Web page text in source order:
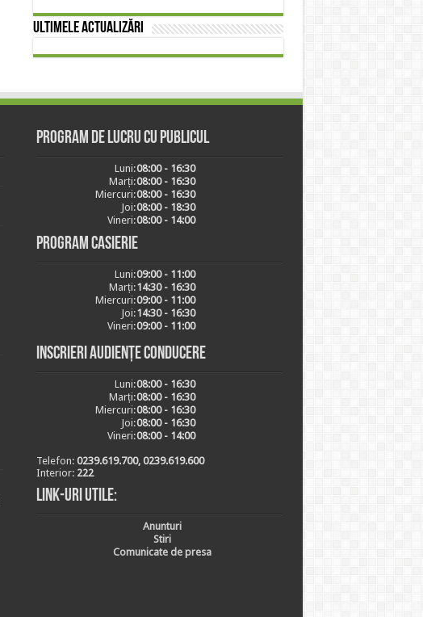
Ultimele actualizări
Program de lucru cu publicul
Luni:08:00 - 16:30
Marți:08:00 - 16:30
Miercuri:08:00 - 16:30
Joi:08:00 - 18:30
Vineri:08:00 - 14:00
Program casierie
Luni:09:00 - 11:00
Marți:14:30 - 16:30
Miercuri:09:00 - 11:00
Joi:14:30 - 16:30
Vineri:09:00 - 11:00
Inscrieri audiențe conducere
Luni:08:00 - 16:30
Marți:08:00 - 16:30
Miercuri:08:00 - 16:30
Joi:08:00 - 16:30
Vineri:08:00 - 14:00
Telefon: 0239.619.700, 0239.619.600
Interior: 222
Link-uri utile:
Anunturi
Stiri
Comunicate de presa